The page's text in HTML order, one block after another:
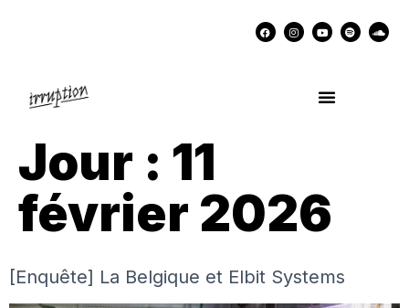
Jour : 11
février 2026
[Enquête] La Belgique et Elbit Systems